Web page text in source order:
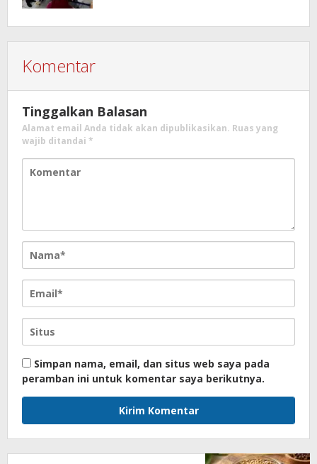
Komentar
Tinggalkan Balasan
Alamat email Anda tidak akan dipublikasikan. Ruas yang
wajib ditandai *
Simpan nama, email, dan situs web saya pada
peramban ini untuk komentar saya berikutnya.